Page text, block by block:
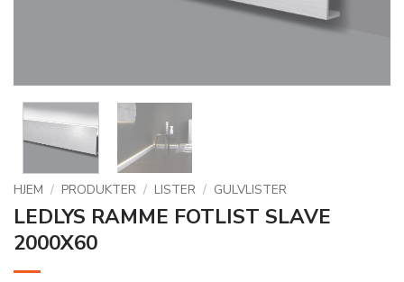
HJEM / PRODUKTER / LISTER / GULVLISTER
LEDLYS RAMME FOTLIST SLAVE
2000X60